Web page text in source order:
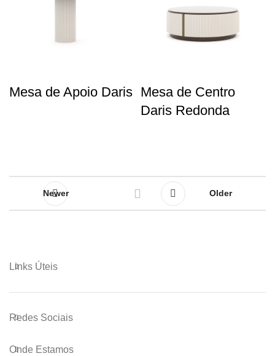
Mesa de Apoio Daris Mesa de Centro
Daris Redonda
Newer Older
Links Úteis
Redes Sociais
Onde Estamos